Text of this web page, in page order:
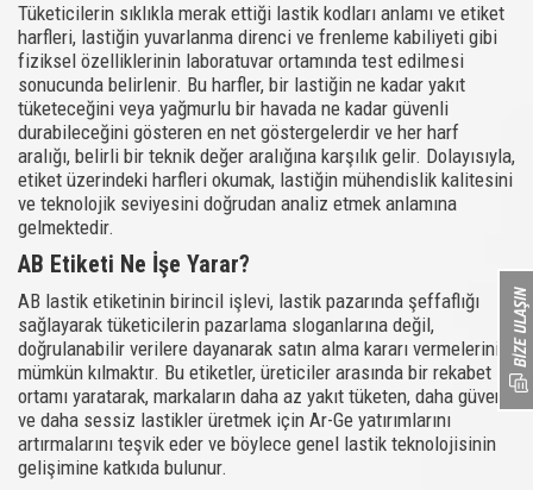
Tüketicilerin sıklıkla merak ettiği lastik kodları anlamı ve etiket
harfleri, lastiğin yuvarlanma direnci ve frenleme kabiliyeti gibi
fiziksel özelliklerinin laboratuvar ortamında test edilmesi
sonucunda belirlenir. Bu harfler, bir lastiğin ne kadar yakıt
tüketeceğini veya yağmurlu bir havada ne kadar güvenli
durabileceğini gösteren en net göstergelerdir ve her harf
aralığı, belirli bir teknik değer aralığına karşılık gelir. Dolayısıyla,
etiket üzerindeki harfleri okumak, lastiğin mühendislik kalitesini
ve teknolojik seviyesini doğrudan analiz etmek anlamına
gelmektedir.
AB Etiketi Ne İşe Yarar?
AB lastik etiketinin birincil işlevi, lastik pazarında şeffaflığı
sağlayarak tüketicilerin pazarlama sloganlarına değil,
doğrulanabilir verilere dayanarak satın alma kararı vermelerini
mümkün kılmaktır. Bu etiketler, üreticiler arasında bir rekabet
ortamı yaratarak, markaların daha az yakıt tüketen, daha güvenli
ve daha sessiz lastikler üretmek için Ar-Ge yatırımlarını
artırmalarını teşvik eder ve böylece genel lastik teknolojisinin
gelişimine katkıda bulunur.